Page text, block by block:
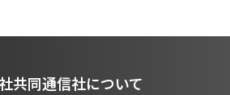
共同通信社について